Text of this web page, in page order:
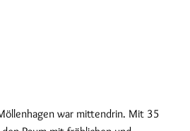
war mittendrin. Mit 35